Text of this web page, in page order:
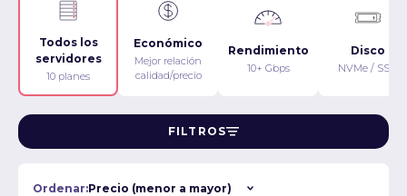
Todos los
servidores
10 planes
Económico
Mejor relación
calidad/precio
Rendimiento
10+ Gbps
Disco
NVMe / SSD
FILTROS
Ordenar: